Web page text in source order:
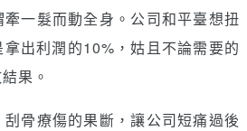
一髮而動全身。公司和平臺想扭
出利潤的10%，姑且不論需要的
果。
骨療傷的果斷，讓公司短痛過後